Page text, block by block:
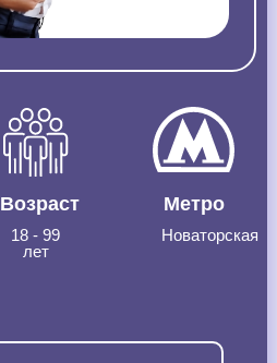
Возраст
18 - 99
лет
Метро
Новаторская